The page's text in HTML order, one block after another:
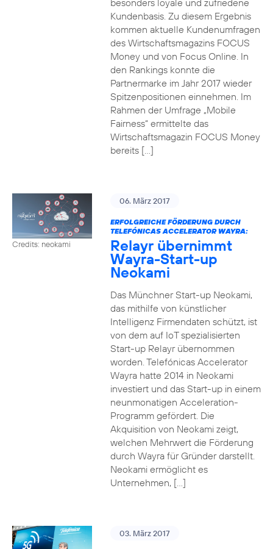
besonders loyale und zufriedene
Kundenbasis. Zu diesem Ergebnis
kommen aktuelle Kundenumfragen
des Wirtschaftsmagazins FOCUS
Money und von Focus Online. In
den Rankings konnte die
Partnermarke im Jahr 2017 wieder
Spitzenpositionen einnehmen. Im
Rahmen der Umfrage „Mobile
Fairness“ ermittelte das
Wirtschaftsmagazin FOCUS Money
bereits […]
Credits: neokami
06. März 2017
ERFOLGREICHE FÖRDERUNG DURCH
TELEFÓNICAS ACCELERATOR WAYRA:
Relayr übernimmt
Wayra-Start-up
Neokami
Das Münchner Start-up Neokami,
das mithilfe von künstlicher
Intelligenz Firmendaten schützt, ist
von dem auf IoT spezialisierten
Start-up Relayr übernommen
worden. Telefónicas Accelerator
Wayra hatte 2014 in Neokami
investiert und das Start-up in einem
neunmonatigen Acceleration-
Programm gefördert. Die
Akquisition von Neokami zeigt,
welchen Mehrwert die Förderung
durch Wayra für Gründer darstellt.
Neokami ermöglicht es
Unternehmen, […]
03. März 2017